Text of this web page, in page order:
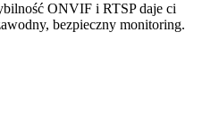
ONVIF i RTSP daje ci
bezpieczny monitoring.